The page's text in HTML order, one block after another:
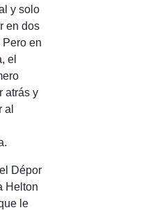
y solo
en dos
en
el
atrás y
al
Dépor
Helton
le